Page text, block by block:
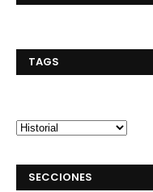
TAGS
SECCIONES